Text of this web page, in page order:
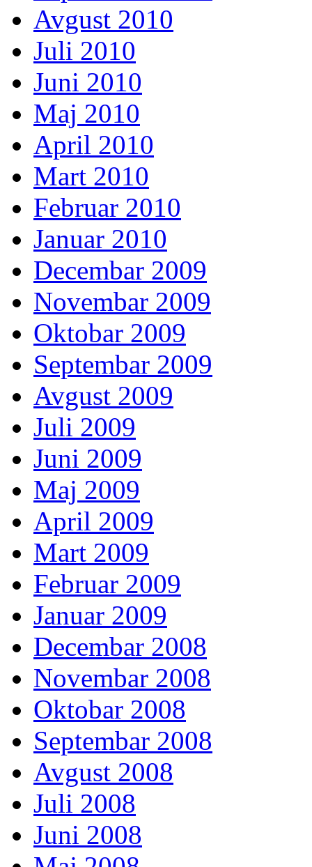
Avgust 2010
Juli 2010
Juni 2010
Maj 2010
April 2010
Mart 2010
Februar 2010
Januar 2010
Decembar 2009
Novembar 2009
Oktobar 2009
Septembar 2009
Avgust 2009
Juli 2009
Juni 2009
Maj 2009
April 2009
Mart 2009
Februar 2009
Januar 2009
Decembar 2008
Novembar 2008
Oktobar 2008
Septembar 2008
Avgust 2008
Juli 2008
Juni 2008